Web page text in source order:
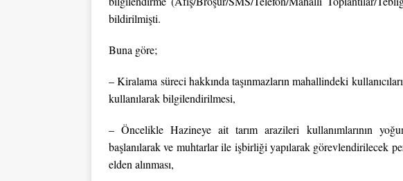
bildirilmişti.
Buna göre;
– Kiralama süreci hakkında taşınmazların mahallindeki
kullanılarak bilgilendirilmesi,
– Öncelikle Hazineye ait tarım arazileri kullanımlarının
başlanılarak ve muhtarlar ile işbirliği yapılarak görevlendirilecek
elden alınması,